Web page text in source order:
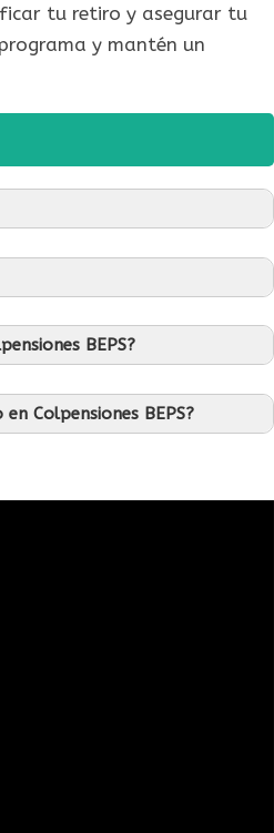
tu retiro y asegurar tu
y mantén un
BEPS?
Colpensiones BEPS?